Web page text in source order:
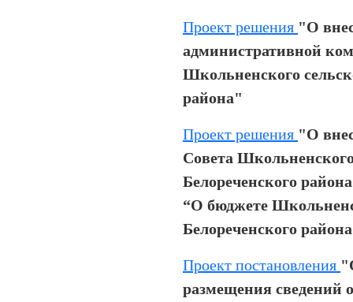
Проект решения "О
административной
Школьненского
района"
Проект решения "О
Совета
Белореченского
“О бюджете
Белореченского
Проект постановления
размещения сведений о